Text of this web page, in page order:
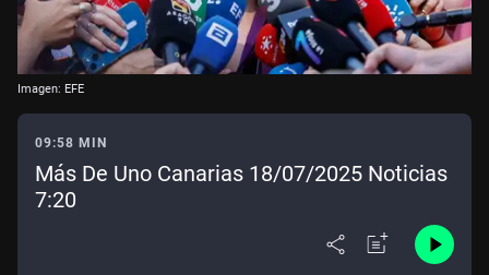
Imagen: EFE
09:58 MIN
Más De Uno Canarias 18/07/2025 Noticias
7:20